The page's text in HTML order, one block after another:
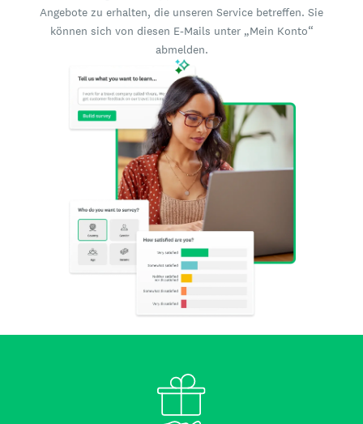
Angebote zu erhalten, die unseren Service betreffen. Sie
können sich von diesen E-Mails unter „Mein Konto“
abmelden.